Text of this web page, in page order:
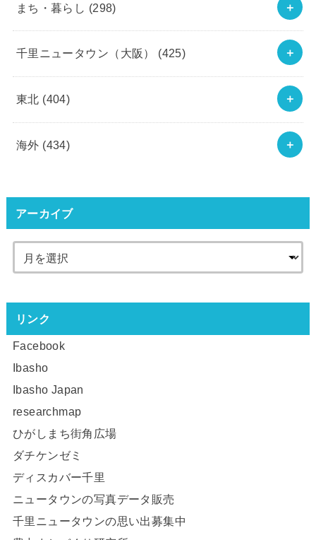
まち・暮らし (298)
千里ニュータウン（大阪） (425)
東北 (404)
海外 (434)
アーカイブ
リンク
Facebook
Ibasho
Ibasho Japan
researchmap
ひがしまち街角広場
ダチケンゼミ
ディスカバー千里
ニュータウンの写真データ販売
千里ニュータウンの思い出募集中